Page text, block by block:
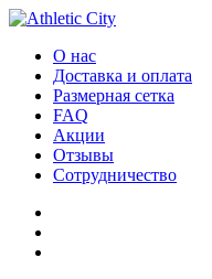
О нас
Доставка и оплата
Размерная сетка
FAQ
Акции
Отзывы
Сотрудничество